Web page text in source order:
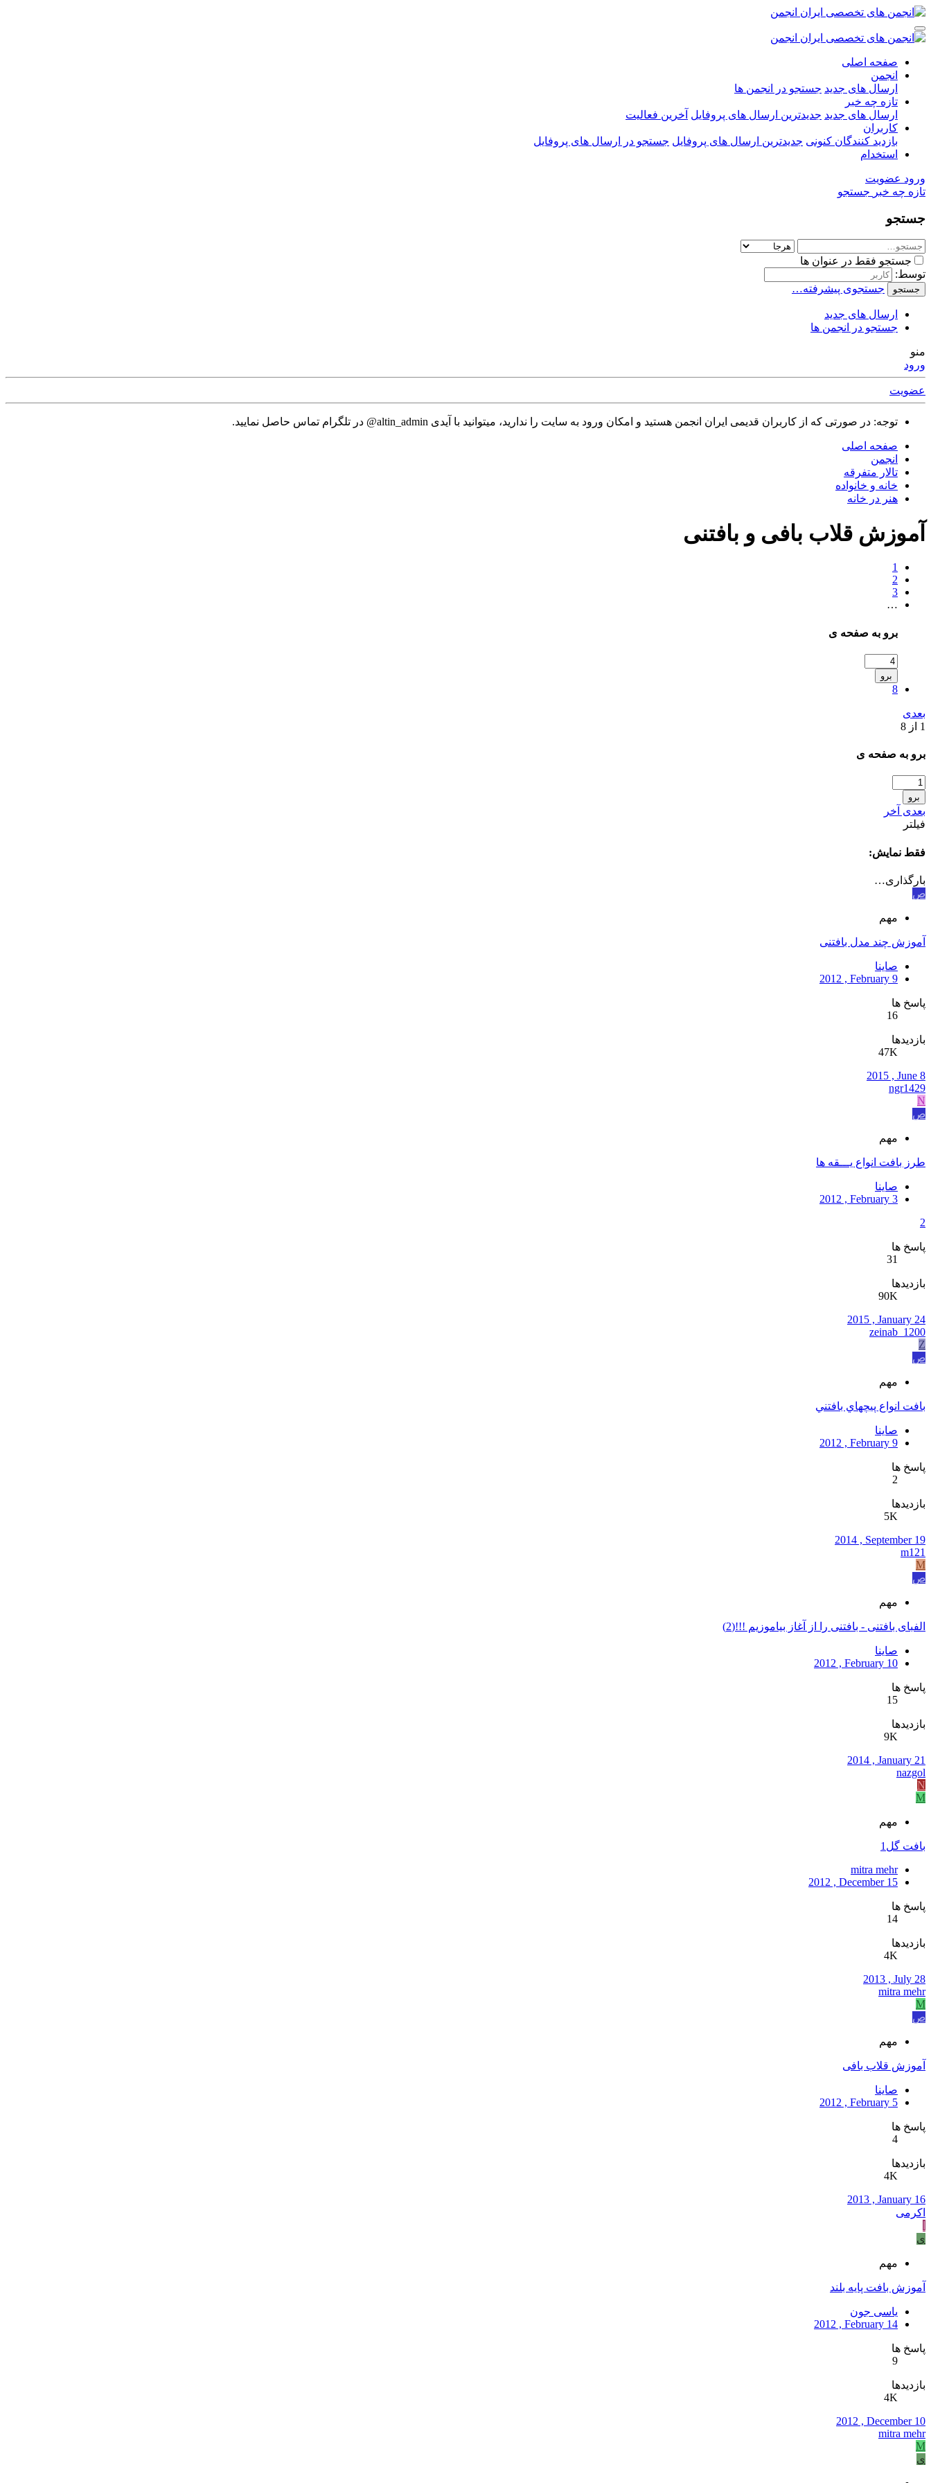
صفحه اصلی
انجمن
ارسال های جدید جستجو در انجمن ها
تازه چه خبر
ارسال های جدید جدیدترین ارسال های پروفایل آخرین فعالیت
کاربران
بازدید کنندگان کنونی جدیدترین ارسال های پروفایل جستجو در ارسال های پروفایل
استخدام
ورود عضویت
تازه چه خبر جستجو
جستجو
جستجو فقط در عنوان ها
توسط:
جستجو جستجوی پیشرفته…
ارسال های جدید
جستجو در انجمن ها
منو
ورود
عضویت
توجه: در صورتی که از کاربران قدیمی ایران انجمن هستید و امکان ورود به سایت را ندارید، میتوانید با آیدی altin_admin@ در تلگرام تماس حاصل نمایید.
صفحه اصلی
انجمن
تالار متفرقه
خانه و خانواده
هنر در خانه
آموزش قلاب بافی و بافتنی
1
2
3
…
برو به صفحه ی
برو
8
بعدی
1 از 8
برو به صفحه ی
برو
بعدی آخر
فیلتر
فقط نمایش:
بارگذاری…
ص
مهم
آموزش چند مدل بافتنی
صاینا
2012 , February 9
پاسخ ها
16
بازدیدها
47K
2015 , June 8
ngr1429
N
ص
مهم
طرز بافت انواع یـــقه ها
صاینا
2012 , February 3
2
پاسخ ها
31
بازدیدها
90K
2015 , January 24
zeinab_1200
Z
ص
مهم
بافت انواع پيچهاي بافتني
صاینا
2012 , February 9
پاسخ ها
2
بازدیدها
5K
2014 , September 19
m121
M
ص
مهم
الفبای بافتنی - بافتنی را از آغاز بیاموزیم !!!(2)
صاینا
2012 , February 10
پاسخ ها
15
بازدیدها
9K
2014 , January 21
nazgol
N
M
مهم
بافت گل1
mitra mehr
2012 , December 15
پاسخ ها
14
بازدیدها
4K
2013 , July 28
mitra mehr
M
ص
مهم
آموزش قلاب بافی
صاینا
2012 , February 5
پاسخ ها
4
بازدیدها
4K
2013 , January 16
اکرمی
ی
مهم
آموزش بافت پایه بلند
یاسی جون
2012 , February 14
پاسخ ها
9
بازدیدها
4K
2012 , December 10
mitra mehr
M
ی